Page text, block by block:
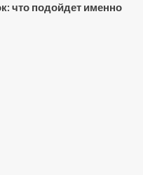
что подойдет именно